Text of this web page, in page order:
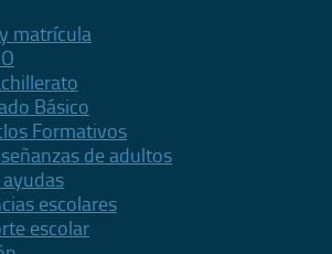
matrícula
Básico
Formativos
de adultos
ayudas
escolares
escolar